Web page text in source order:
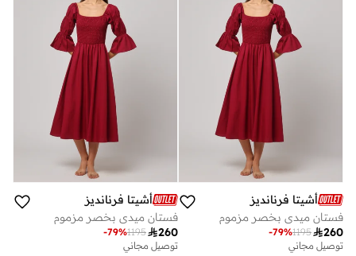
أشيتا فرنانديز
فستان ميدي بخصر مزموم
260
1195
-79%
توصيل مجاني
أشيتا فرنانديز
فستان ميدي بخصر مزموم
260
1195
-79%
توصيل مجاني